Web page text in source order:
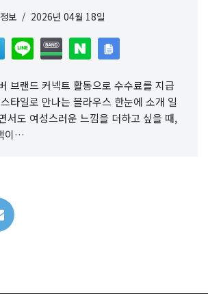
보 2026년 04월 18일
브랜드 커넥트 활동으로 수수료를 지급
타일로 만나는 블라우스 한눈에 소개 일
서도 여성스러운 느낌을 더하고 싶을 때,
이…